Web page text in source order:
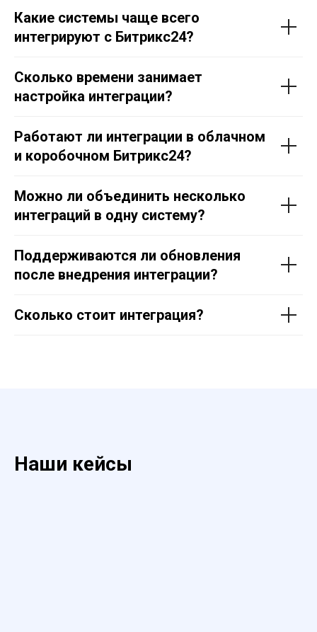
Какие системы чаще всего
интегрируют с Битрикс24?
Сколько времени занимает
настройка интеграции?
Работают ли интеграции в облачном
и коробочном Битрикс24?
Можно ли объединить несколько
интеграций в одну систему?
Поддерживаются ли обновления
после внедрения интеграции?
Сколько стоит интеграция?
Наши кейсы